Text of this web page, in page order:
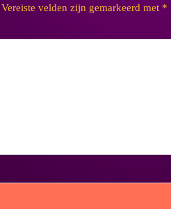
Vereiste velden zijn gemarkeerd met *